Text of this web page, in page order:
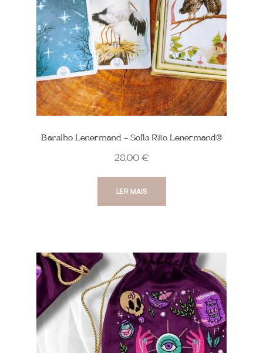
Baralho Lenormand – Sofia Rito Lenormand®
28,00 €
LER MAIS